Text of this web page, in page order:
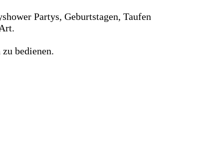
Partys, Geburtstagen, Taufen
bedienen.